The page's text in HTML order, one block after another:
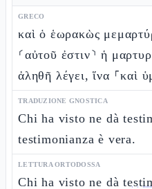
GRECO
καὶ ὁ ἑωρακὼς
⸂αὐτοῦ ἐστιν⸃ ἡ
ἀληθῆ λέγει, ἵνα ⸀καὶ
TRADUZIONE GNOSTICA
Chi ha visto ne dà
testimonianza è vera.
LETTURA ORTODOSSA
Chi ha visto ne dà